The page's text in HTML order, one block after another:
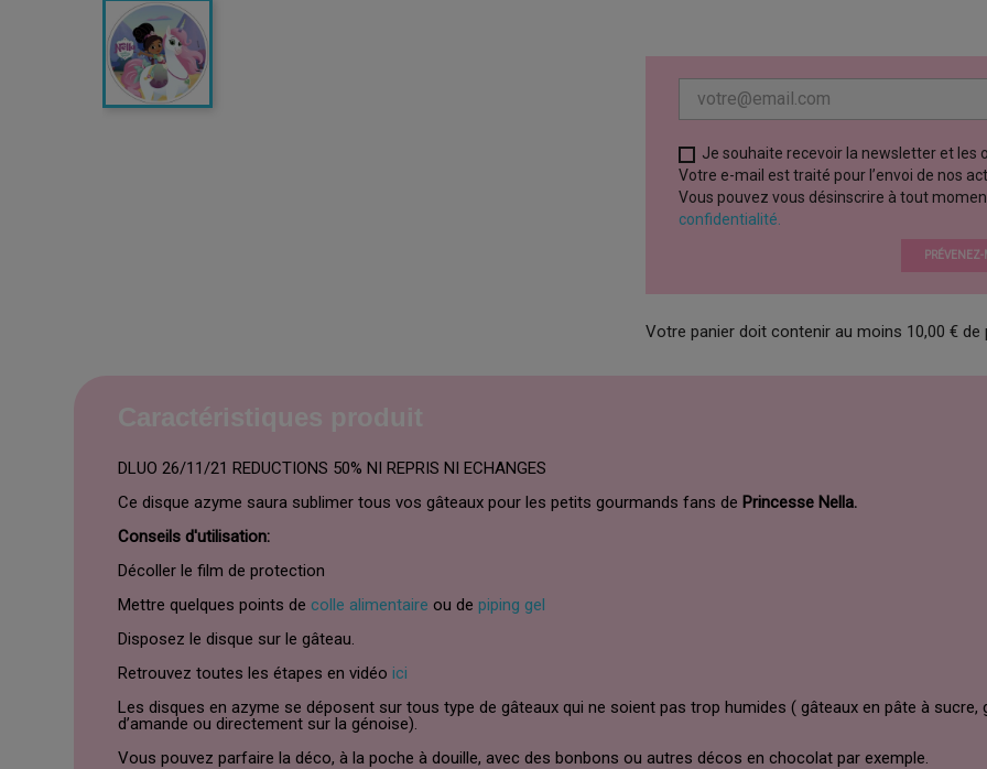
Je souhaite recevoir la newsletter et les
Votre e-mail est traité pour l’envoi de nos
Vous pouvez vous désinscrire à tout
confidentialité.
PRÉVENEZ-
Votre panier doit contenir au moins 10,00 €
DLUO 26/11/21 REDUCTIONS 50% NI REPRIS NI ECHANGES
Ce disque azyme saura sublimer tous vos gâteaux pour les petits gourmands fans de Princesse Nella.
Conseils d'utilisation:
Décoller le film de protection
Mettre quelques points de colle alimentaire ou depiping gel
Disposez le disque sur le gâteau.
Retrouvez toutes les étapes en vidéoici
Les disques en azyme se déposent sur tous type de gâteaux qui ne soient pas trop humides ( gâteaux en pâte à
d’amande ou directement sur la génoise).
Vous pouvez parfaire la déco, à la poche à douille, avec des bonbons ou autres décos en chocolat par exemple.